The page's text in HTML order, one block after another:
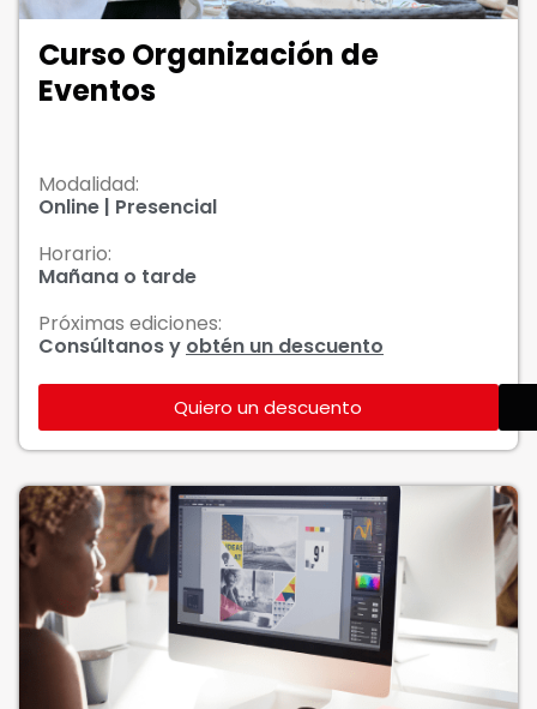
Curso Organización de
Eventos
Modalidad:
Online | Presencial
Horario:
Mañana o tarde
Próximas ediciones:
Consúltanos y obtén un descuento
Quiero un descuento